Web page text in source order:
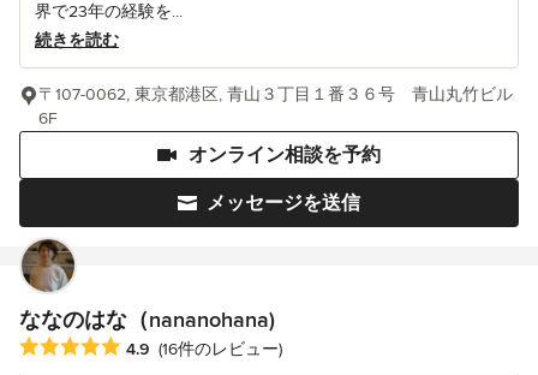
界で23年の経験を...
続きを読む
メッセージを送信
オンライン相談を予約
〒107-0062, 東京都港区, 青山３丁目１番３６号 青山丸竹ビル
6F
ななのはな（nananohana)
平均評価：5つ星中 星4.9
4.9 (16件のレビュー)